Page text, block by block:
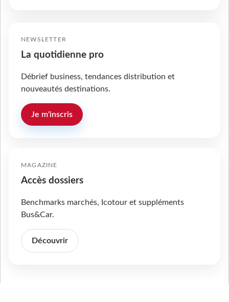
NEWSLETTER
La quotidienne pro
Débrief business, tendances distribution et
nouveautés destinations.
Je m'inscris
MAGAZINE
Accès dossiers
Benchmarks marchés, Icotour et suppléments
Bus&Car.
Découvrir